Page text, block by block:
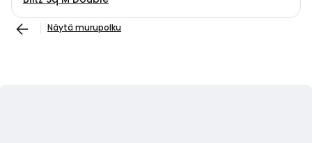
Näytä murupolku